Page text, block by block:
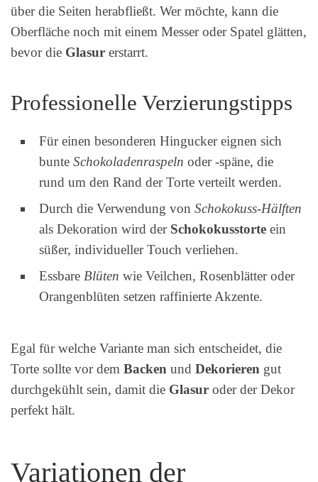
über die Seiten herabfließt. Wer möchte, kann die
Oberfläche noch mit einem Messer oder Spatel glätten,
bevor die Glasur erstarrt.
Professionelle Verzierungstipps
Für einen besonderen Hingucker eignen sich
bunte Schokoladenraspeln oder -späne, die
rund um den Rand der Torte verteilt werden.
Durch die Verwendung von Schokokuss-Hälften
als Dekoration wird der Schokokusstorte ein
süßer, individueller Touch verliehen.
Essbare Blüten wie Veilchen, Rosenblätter oder
Orangenblüten setzen raffinierte Akzente.
Egal für welche Variante man sich entscheidet, die
Torte sollte vor dem Backen und Dekorieren gut
durchgekühlt sein, damit die Glasur oder der Dekor
perfekt hält.
Variationen der